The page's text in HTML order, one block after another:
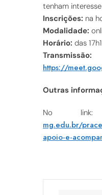
tenham
Inscrições: na
Modalidade:
Horário: das
Transmissão:
https://
Outras
No
mg.edu.br/
apoio-e-